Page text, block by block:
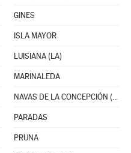
GINES
ISLA MAYOR
LUISIANA (LA)
MARINALEDA
NAVAS DE LA CONCEPCIÓN (LAS)
PARADAS
PRUNA